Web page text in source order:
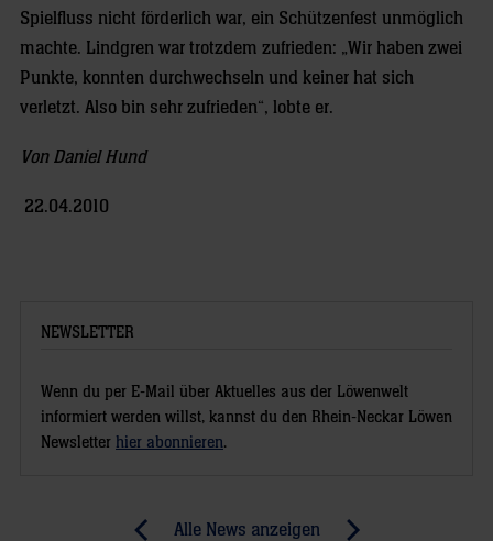
Spielfluss nicht förderlich war, ein Schützenfest unmöglich
machte. Lindgren war trotzdem zufrieden: „Wir haben zwei
Punkte, konnten durchwechseln und keiner hat sich
verletzt. Also bin sehr zufrieden“, lobte er.
Von Daniel Hund
22.04.2010
NEWSLETTER
Wenn du per E-Mail über Aktuelles aus der Löwenwelt
informiert werden willst, kannst du den Rhein-Neckar Löwen
Newsletter hier abonnieren.
Alle News anzeigen